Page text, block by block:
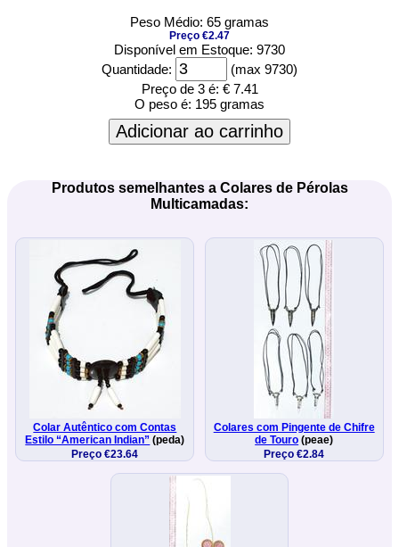
Peso Médio: 65 gramas
Preço €2.47
Disponível em Estoque: 9730
Quantidade:
(max 9730)
Preço de 3 é: € 7.41
O peso é: 195 gramas
Adicionar ao carrinho
Produtos semelhantes a Colares de Pérolas
Multicamadas:
Colar Autêntico com Contas
Estilo “American Indian” (peda)
Preço €23.64
Colares com Pingente de Chifre
de Touro (peae)
Preço €2.84